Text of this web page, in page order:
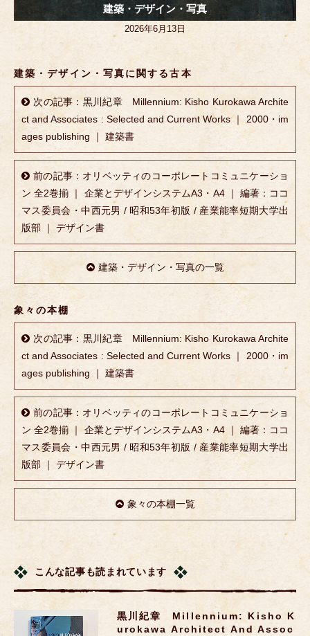
建築・デザイン・写真
2026年6月13日
建築・デザイン・写真に関する古本
次の記事：黒川紀章 Millennium: Kisho Kurokawa Archite
ct and Associates : Selected and Current Works ｜ 2000・im
ages publishing ｜ 建築書
前の記事：オリベッティのコーポレートコミュニケーショ
ン 全2巻揃 ｜ 企業とデザインシステムA3・A4 ｜ 編著：ココ
マス委員会・中西元男 / 昭和53年初版 / 産業能率短期大学出
版部 ｜ デザイン書
建築・デザイン・写真の一覧
象々の本棚
次の記事：黒川紀章 Millennium: Kisho Kurokawa Archite
ct and Associates : Selected and Current Works ｜ 2000・im
ages publishing ｜ 建築書
前の記事：オリベッティのコーポレートコミュニケーショ
ン 全2巻揃 ｜ 企業とデザインシステムA3・A4 ｜ 編著：ココ
マス委員会・中西元男 / 昭和53年初版 / 産業能率短期大学出
版部 ｜ デザイン書
象々の本棚一覧
こんな記事も読まれています
黒川紀章 Millennium: Kisho K
Urokawa Architect And Assoc